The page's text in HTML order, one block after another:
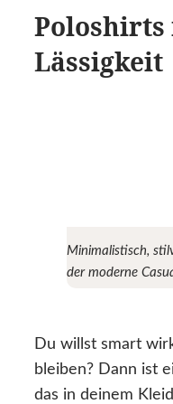
Lässigkeit
Minimalistisch,
der moderne
Du willst smart
bleiben? Dann ist
das in deinem